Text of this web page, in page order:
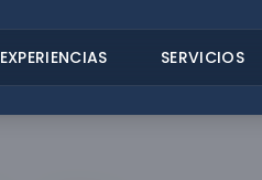
EXPERIENCIAS SERVICIOS